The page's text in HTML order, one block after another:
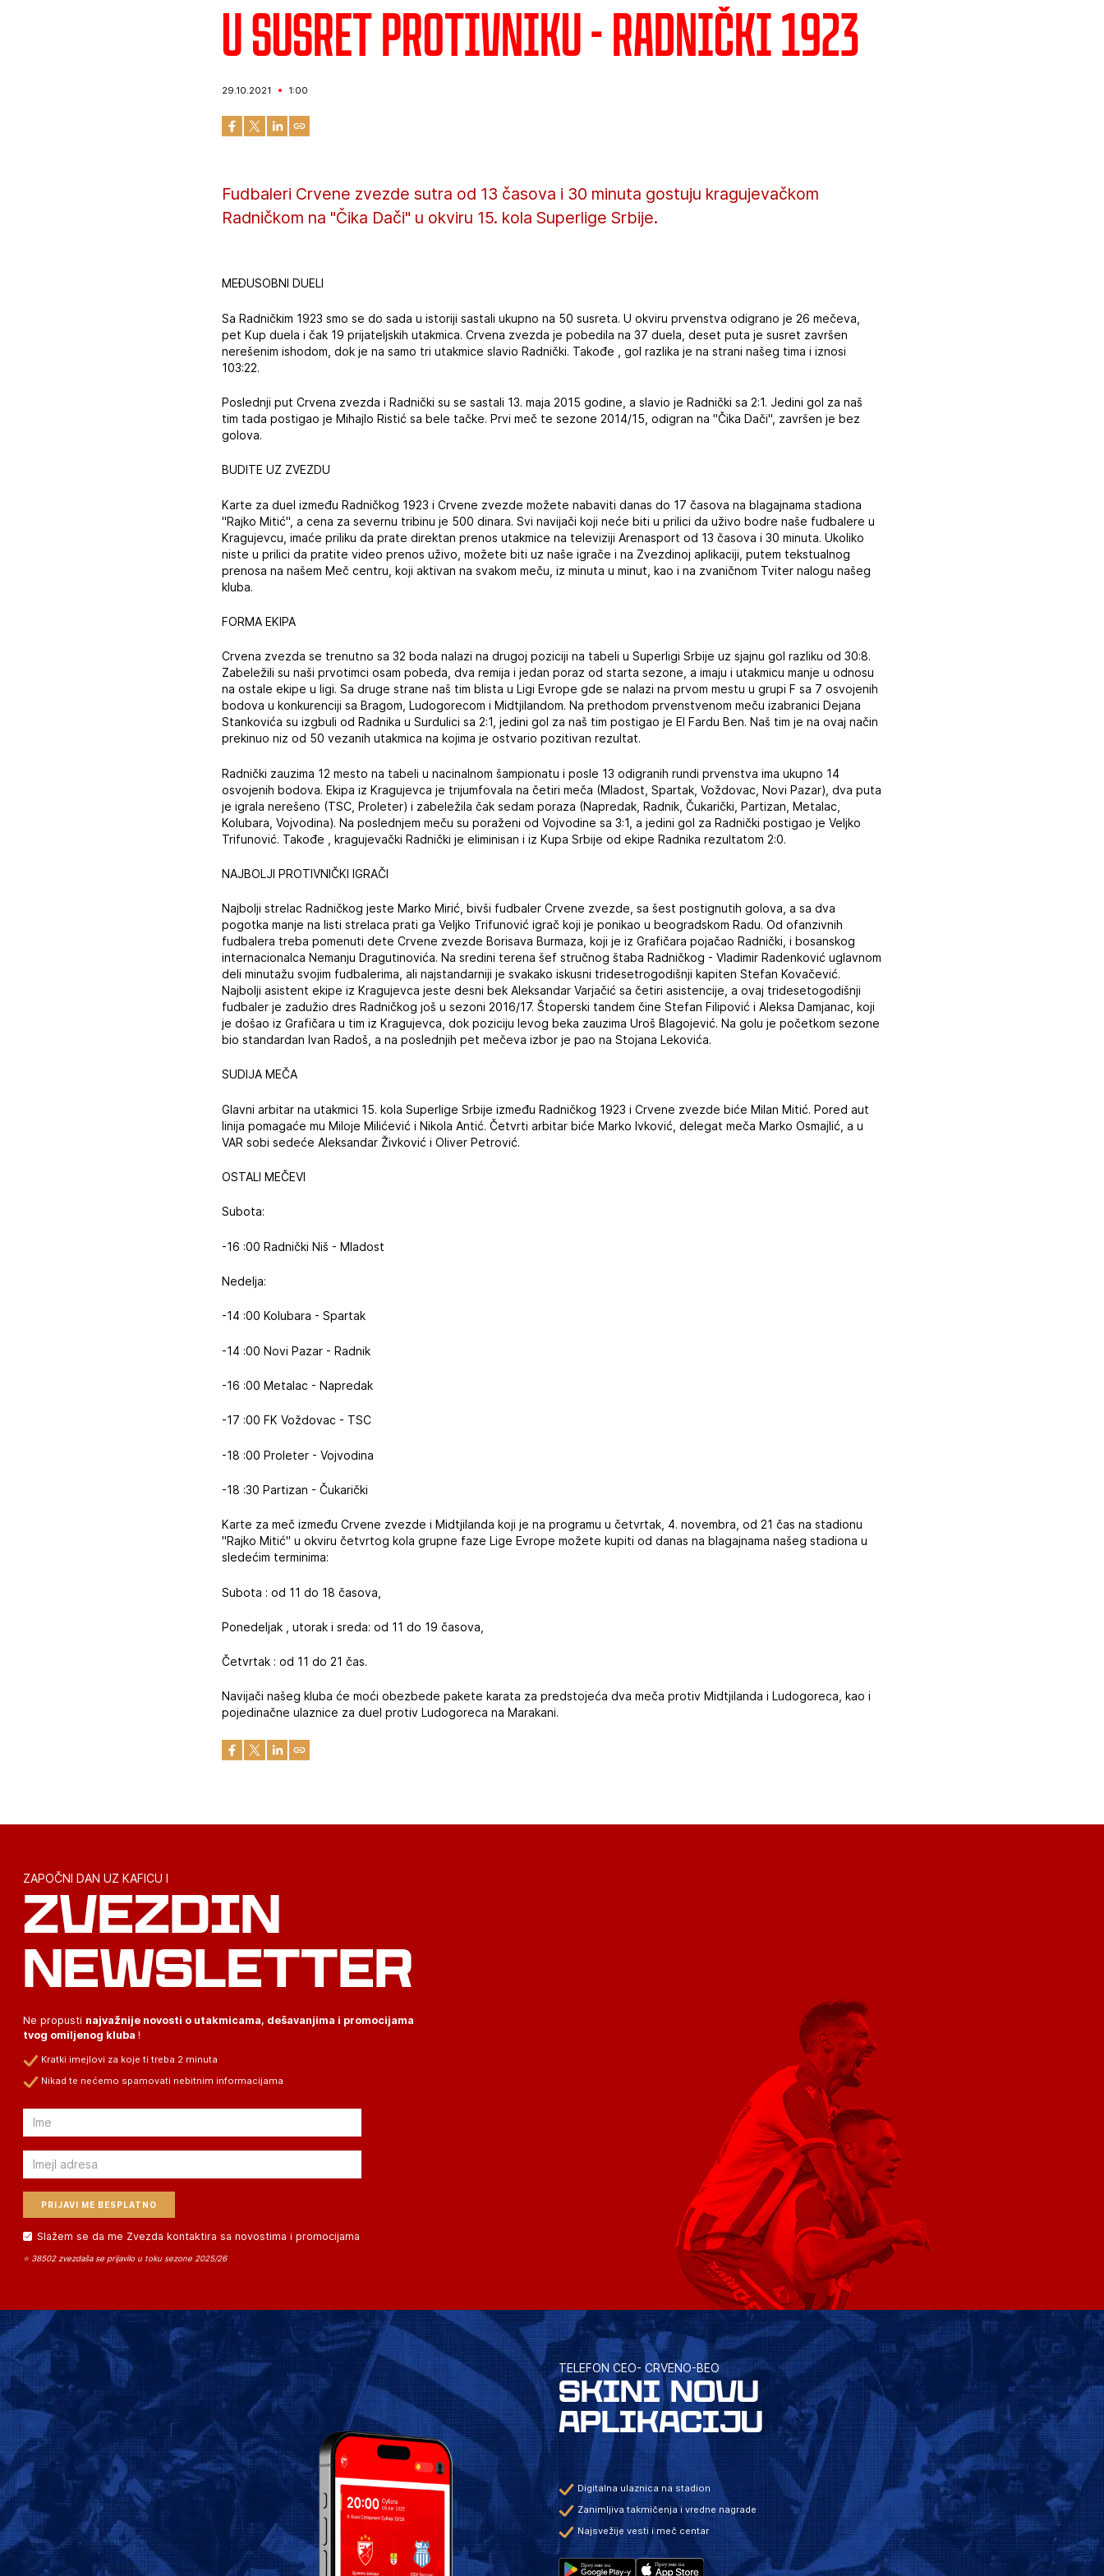
U susret protivniku - Radnički 1923
29.10.2021 1:00
Fudbaleri Crvene zvezde sutra od 13 časova i 30 minuta gostuju kragujevačkom
Radničkom na "Čika Dači" u okviru 15. kola Superlige Srbije.
MEĐUSOBNI DUELI
Sa Radničkim 1923 smo se do sada u istoriji sastali ukupno na 50 susreta. U okviru prvenstva odigrano je 26 mečeva,
pet Kup duela i čak 19 prijateljskih utakmica. Crvena zvezda je pobedila na 37 duela, deset puta je susret završen
nerešenim ishodom, dok je na samo tri utakmice slavio Radnički. Takođe , gol razlika je na strani našeg tima i iznosi
103:22.
Poslednji put Crvena zvezda i Radnički su se sastali 13. maja 2015 godine, a slavio je Radnički sa 2:1. Jedini gol za naš
tim tada postigao je Mihajlo Ristić sa bele tačke. Prvi meč te sezone 2014/15, odigran na "Čika Dači", završen je bez
golova.
BUDITE UZ ZVEZDU
Karte za duel između Radničkog 1923 i Crvene zvezde možete nabaviti danas do 17 časova na blagajnama stadiona
"Rajko Mitić", a cena za severnu tribinu je 500 dinara. Svi navijači koji neće biti u prilici da uživo bodre naše fudbalere u
Kragujevcu, imaće priliku da prate direktan prenos utakmice na televiziji Arenasport od 13 časova i 30 minuta. Ukoliko
niste u prilici da pratite video prenos uživo, možete biti uz naše igrače i na Zvezdinoj aplikaciji, putem tekstualnog
prenosa na našem Meč centru, koji aktivan na svakom meču, iz minuta u minut, kao i na zvaničnom Tviter nalogu našeg
kluba.
FORMA EKIPA
Crvena zvezda se trenutno sa 32 boda nalazi na drugoj poziciji na tabeli u Superligi Srbije uz sjajnu gol razliku od 30:8.
Zabeležili su naši prvotimci osam pobeda, dva remija i jedan poraz od starta sezone, a imaju i utakmicu manje u odnosu
na ostale ekipe u ligi. Sa druge strane naš tim blista u Ligi Evrope gde se nalazi na prvom mestu u grupi F sa 7 osvojenih
bodova u konkurenciji sa Bragom, Ludogorecom i Midtjilandom. Na prethodom prvenstvenom meču izabranici Dejana
Stankovića su izgbuli od Radnika u Surdulici sa 2:1, jedini gol za naš tim postigao je El Fardu Ben. Naš tim je na ovaj način
prekinuo niz od 50 vezanih utakmica na kojima je ostvario pozitivan rezultat.
Radnički zauzima 12 mesto na tabeli u nacinalnom šampionatu i posle 13 odigranih rundi prvenstva ima ukupno 14
osvojenih bodova. Ekipa iz Kragujevca je trijumfovala na četiri meča (Mladost, Spartak, Voždovac, Novi Pazar), dva puta
je igrala nerešeno (TSC, Proleter) i zabeležila čak sedam poraza (Napredak, Radnik, Čukarički, Partizan, Metalac,
Kolubara, Vojvodina). Na poslednjem meču su poraženi od Vojvodine sa 3:1, a jedini gol za Radnički postigao je Veljko
Trifunović. Takođe , kragujevački Radnički je eliminisan i iz Kupa Srbije od ekipe Radnika rezultatom 2:0.
NAJBOLJI PROTIVNIČKI IGRAČI
Najbolji strelac Radničkog jeste Marko Mirić, bivši fudbaler Crvene zvezde, sa šest postignutih golova, a sa dva
pogotka manje na listi strelaca prati ga Veljko Trifunović igrač koji je ponikao u beogradskom Radu. Od ofanzivnih
fudbalera treba pomenuti dete Crvene zvezde Borisava Burmaza, koji je iz Grafičara pojačao Radnički, i bosanskog
internacionalca Nemanju Dragutinovića. Na sredini terena šef stručnog štaba Radničkog - Vladimir Radenković uglavnom
deli minutažu svojim fudbalerima, ali najstandarniji je svakako iskusni tridesetrogodišnji kapiten Stefan Kovačević.
Najbolji asistent ekipe iz Kragujevca jeste desni bek Aleksandar Varjačić sa četiri asistencije, a ovaj tridesetogodišnji
fudbaler je zadužio dres Radničkog još u sezoni 2016/17. Štoperski tandem čine Stefan Filipović i Aleksa Damjanac, koji
je došao iz Grafičara u tim iz Kragujevca, dok poziciju levog beka zauzima Uroš Blagojević. Na golu je početkom sezone
bio standardan Ivan Radoš, a na poslednjih pet mečeva izbor je pao na Stojana Lekovića.
SUDIJA MEČA
Glavni arbitar na utakmici 15. kola Superlige Srbije između Radničkog 1923 i Crvene zvezde biće Milan Mitić. Pored aut
linija pomagaće mu Miloje Milićević i Nikola Antić. Četvrti arbitar biće Marko Ivković, delegat meča Marko Osmajlić, a u
VAR sobi sedeće Aleksandar Živković i Oliver Petrović.
OSTALI MEČEVI
Subota:
-16 :00 Radnički Niš - Mladost
Nedelja:
-14 :00 Kolubara - Spartak
-14 :00 Novi Pazar - Radnik
-16 :00 Metalac - Napredak
-17 :00 FK Voždovac - TSC
-18 :00 Proleter - Vojvodina
-18 :30 Partizan - Čukarički
Karte za meč između Crvene zvezde i Midtjilanda koji je na programu u četvrtak, 4. novembra, od 21 čas na stadionu
"Rajko Mitić" u okviru četvrtog kola grupne faze Lige Evrope možete kupiti od danas na blagajnama našeg stadiona u
sledećim terminima:
Subota : od 11 do 18 časova,
Ponedeljak , utorak i sreda: od 11 do 19 časova,
Četvrtak : od 11 do 21 čas.
Navijači našeg kluba će moći obezbede pakete karata za predstojeća dva meča protiv Midtjilanda i Ludogoreca, kao i
pojedinačne ulaznice za duel protiv Ludogoreca na Marakani.
ZAPOČNI DAN UZ KAFICU I
ZVEZDIN
NEWSLETTER
Ne propusti najvažnije novosti o utakmicama, dešavanjima i promocijama
tvog omiljenog kluba !
Kratki imejlovi za koje ti treba 2 minuta
Nikad te nećemo spamovati nebitnim informacijama
Email
Email
Slažem se da me Zvezda kontaktira sa novostima i promocijama
⭐ 38502 zvezdaša se prijavilo u toku sezone 2025/26
TELEFON CEO- CRVENO-BEO
SKINI NOVU
APLIKACIJU
Digitalna ulaznica na stadion
Zanimljiva takmičenja i vredne nagrade
Najsvežije vesti i meč centar